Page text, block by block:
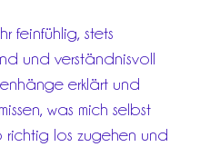
feinfühlig, stets
und verständnisvoll
erklärt und
was mich selbst
los zugehen und